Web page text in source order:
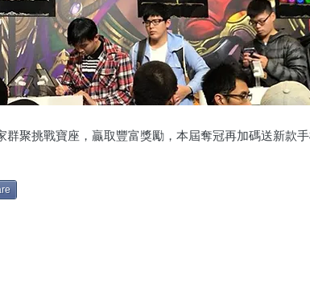
群聚挑戰寶座 ，贏取豐富獎勵，本屆奪冠再加碼送新款手